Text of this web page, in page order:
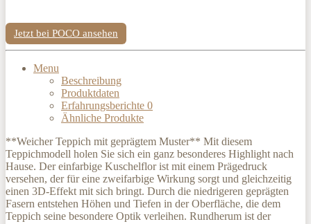
Jetzt bei POCO ansehen
Menu
Beschreibung
Produktdaten
Erfahrungsberichte 0
Ähnliche Produkte
**Weicher Teppich mit geprägtem Muster** Mit diesem
Teppichmodell holen Sie sich ein ganz besonderes Highlight nach
Hause. Der einfarbige Kuschelflor ist mit einem Prägedruck
versehen, der für eine zweifarbige Wirkung sorgt und gleichzeitig
einen 3D-Effekt mit sich bringt. Durch die niedrigeren geprägten
Fasern entstehen Höhen und Tiefen in der Oberfläche, die dem
Teppich seine besondere Optik verleihen. Rundherum ist der